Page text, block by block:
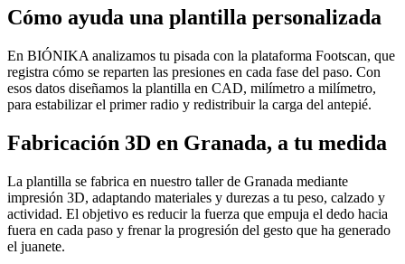
Cómo ayuda una plantilla personalizada
En BIÓNIKA analizamos tu pisada con la plataforma Footscan, que
registra cómo se reparten las presiones en cada fase del paso. Con
esos datos diseñamos la plantilla en CAD, milímetro a milímetro,
para estabilizar el primer radio y redistribuir la carga del antepié.
Fabricación 3D en Granada, a tu medida
La plantilla se fabrica en nuestro taller de Granada mediante
impresión 3D, adaptando materiales y durezas a tu peso, calzado y
actividad. El objetivo es reducir la fuerza que empuja el dedo hacia
fuera en cada paso y frenar la progresión del gesto que ha generado
el juanete.